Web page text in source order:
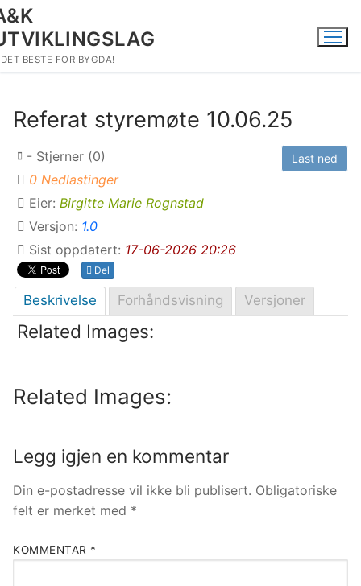
Hopp
til
innholdet
BESTE FOR BYGDA!
Referat styremøte 10.06.25
Last ned
- Stjerner (0)
0 Nedlastinger
Eier: Birgitte Marie Rognstad
Versjon: 1.0
Sist oppdatert: 17-06-2026 20:26
Del
Beskrivelse Forhåndsvisning Versjoner
Related Images:
Related Images:
Legg igjen en kommentar
Din e-postadresse vil ikke bli publisert. Obligatoriske
felt er merket med *
KOMMENTAR *